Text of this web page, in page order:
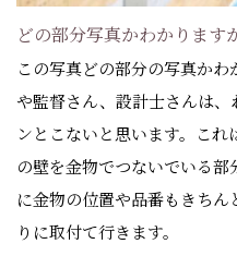
どの部分写真かわかります
この写真どの部分の写真か
や監督さん、設計士さんは
ンとこないと思います。こ
の壁を金物でつないでいる
に金物の位置や品番もきち
りに取付て行きます。